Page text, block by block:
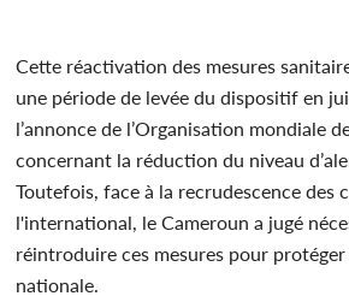
Cette réactivation des mesures
une période de levée du dispositif en
l’annonce de l’Organisation mondiale
concernant la réduction du niveau
Toutefois, face à la recrudescence des
l'international, le Cameroun a jugé
réintroduire ces mesures pour
nationale.